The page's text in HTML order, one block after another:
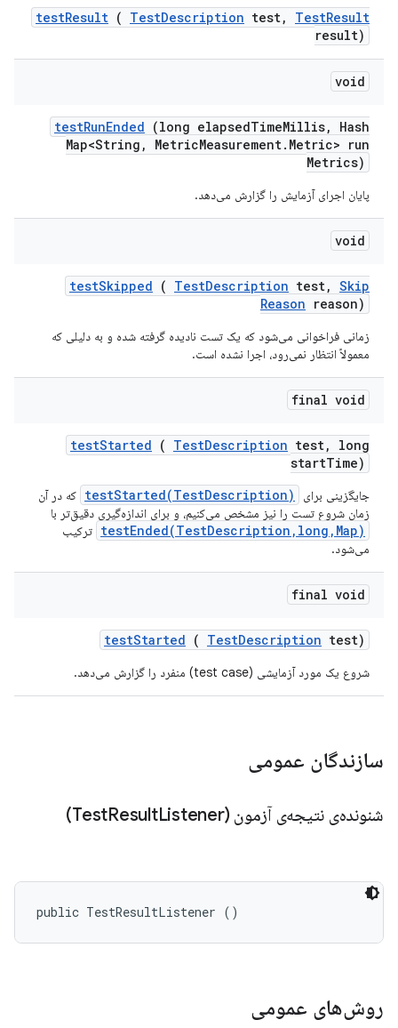
testResult ( TestDescription test, TestResult
result)
void
testRunEnded (long elapsedTimeMillis,
Hash
Map<String , MetricMeasurement. Metric> run
Metrics)
پایان اجرای آزمایش را گزارش می‌دهد.
void
testSkipped ( TestDescription test, Skip
Reason reason)
زمانی فراخوانی می‌شود که یک تست نادیده گرفته شده و به دلیلی که
معمولاً انتظار نمی‌رود، اجرا نشده است.
final void
testStarted ( TestDescription test,
long
startTime)
جایگزینی برای testStarted(TestDescription) که در آن
زمان شروع تست را نیز مشخص می‌کنیم، و برای اندازه‌گیری دقیق‌تر با
testEnded(TestDescription,long,Map) ترکیب
می‌شود.
final void
testStarted ( TestDescription test)
شروع یک مورد آزمایشی (test case) منفرد را گزارش می‌دهد.
سازندگان عمومی
شنونده‌ی نتیجه‌ی آزمون (Test ResultListener)
public TestResultListener ()
روش‌های عمومی